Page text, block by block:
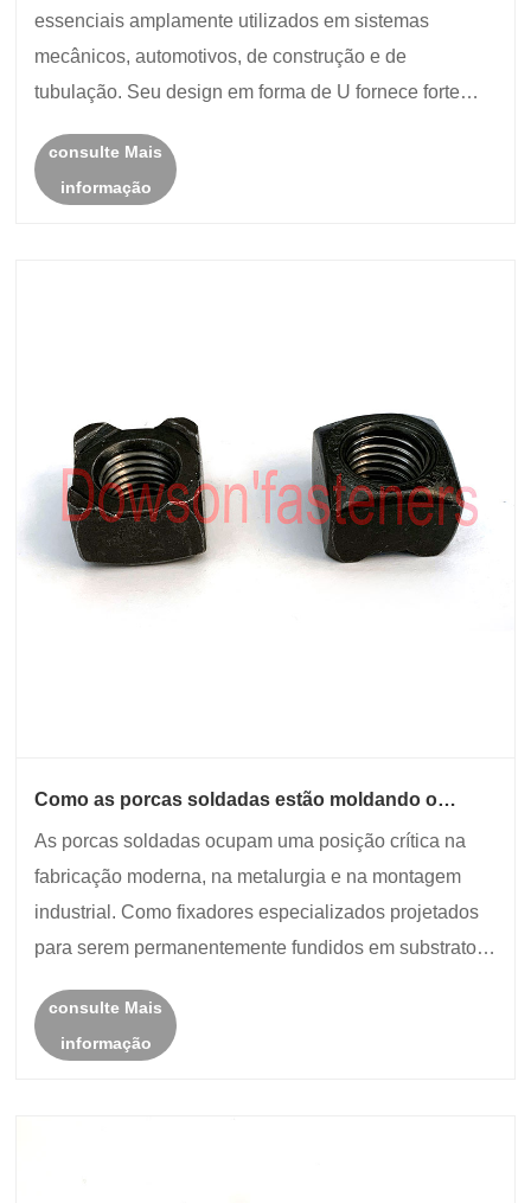
essenciais amplamente utilizados em sistemas
mecânicos, automotivos, de construção e de
tubulação. Seu design em forma de U fornece forte
ou cilíndricos, como canos, tubos e postes. No entanto,
a seleção ......
consulte Mais
informação
Como as porcas soldadas estão moldando o
As porcas soldadas ocupam uma posição crítica na
fabricação moderna, na metalurgia e na montagem
industrial. Como fixadores especializados projetados
para serem permanentemente fundidos em substratos
resistente à vibração e resistente a cargas que......
consulte Mais
informação